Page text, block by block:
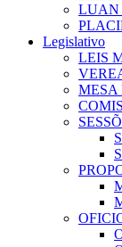
LUAN
Legislativo
LEIS
MESA